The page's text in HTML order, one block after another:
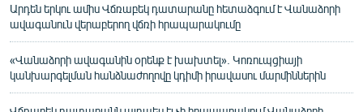
Արդեն երկու ամիս Վճռաբեկ դատարանը հետաձգում է Վանաձորի
ավագանուն վերաբերող վճռի հրապարակումը
«Վանաձորի ավագանին օրենք է խախտել». Կոռուպցիայի
կանխարգելման հանձնաժողովը կդիմի իրավասու մարմիններին